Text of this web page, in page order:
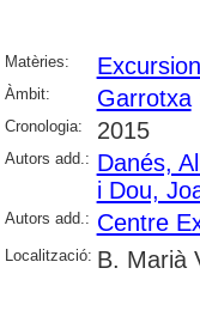
Matèries:
Àmbit: Garrotxa
Cronologia: 2015
Autors add.: Danés,
i Dou,
Autors add.: Centre
Localització: B. Marià